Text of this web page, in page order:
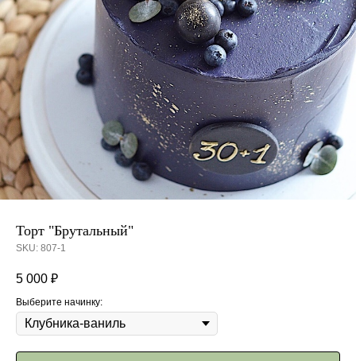
Торт "Брутальный"
SKU: 807-1
5 000 ₽
Выберите начинку: